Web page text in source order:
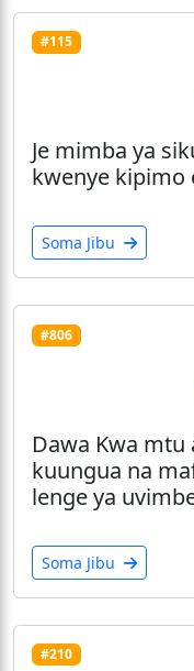
#115
Je mimba ya
kwenye kipimo
Soma Jibu
#806
Dawa Kwa mtu
kuungua na
lenge ya
Soma Jibu
#210